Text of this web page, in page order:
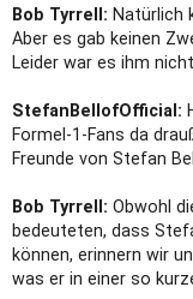
Bob Tyrrell: Natürlich
Aber es gab keinen
Leider war es ihm
StefanBellofOfficial:
Formel-1-Fans da
Freunde von Stefan
Bob Tyrrell: Obwohl
bedeuteten, dass
können, erinnern wir
was er in einer so